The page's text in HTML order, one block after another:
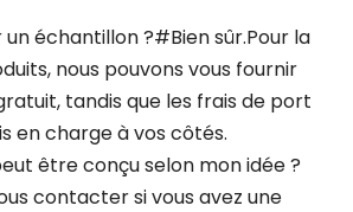
un échantillon ?#Bien sûr.Pour la
nous pouvons vous fournir
tandis que les frais de port
en charge à vos côtés.
être conçu selon mon idée ?
contacter si vous avez une